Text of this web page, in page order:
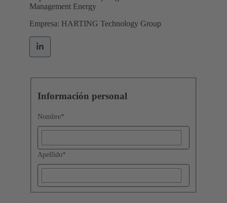
Management Energy
Empresa: HARTING Technology Group
Información personal
Nombre*
Apellido*